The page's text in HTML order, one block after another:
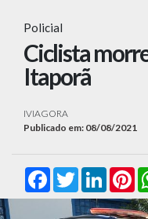
Policial
Ciclista
Itaporã
IVIAGORA
Publicado em: 08/08/2021
FacebookTwitter